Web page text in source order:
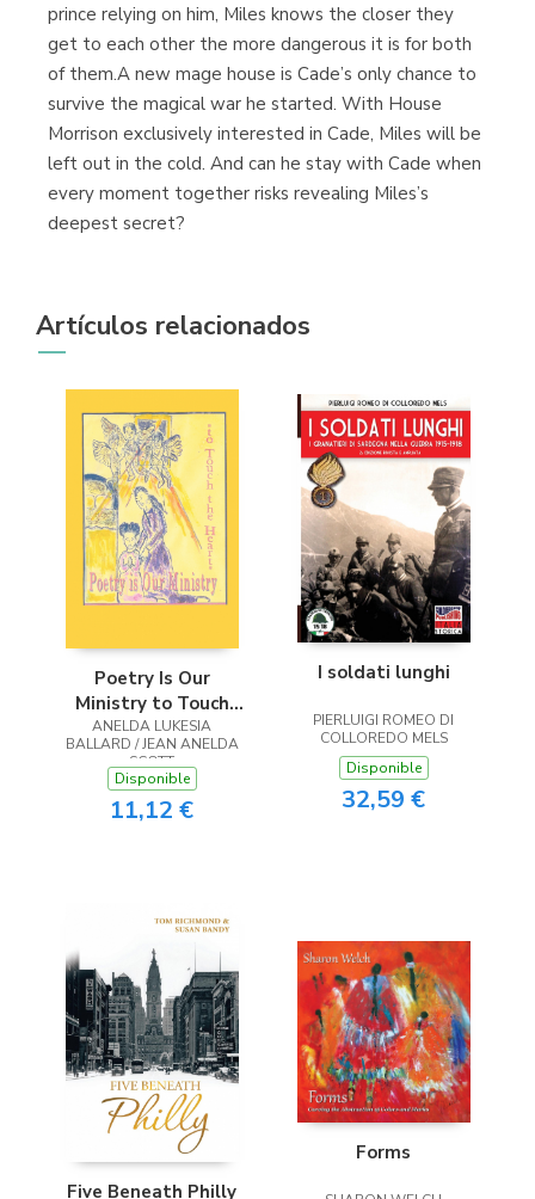
prince relying on him, Miles knows the closer they
get to each other the more dangerous it is for both
of them.A new mage house is Cade’s only chance to
survive the magical war he started. With House
Morrison exclusively interested in Cade, Miles will be
left out in the cold. And can he stay with Cade when
every moment together risks revealing Miles’s
deepest secret?
Artículos relacionados
Poetry Is Our
Ministry to Touch
the Heart
ANELDA LUKESIA
BALLARD / JEAN ANELDA
SCOTT
Disponible
11,12 €
I soldati lunghi
PIERLUIGI ROMEO DI
COLLOREDO MELS
Disponible
32,59 €
Five Beneath Philly
Forms